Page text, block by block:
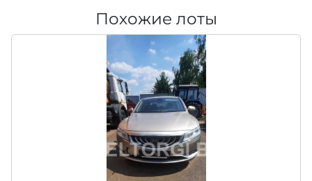
Похожие лоты